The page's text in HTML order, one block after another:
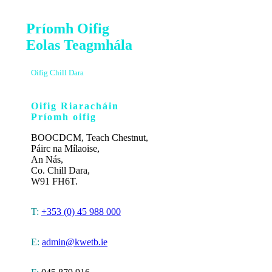
Príomh Oifig
Eolas Teagmhála
Oifig Chill Dara
Oifig Riaracháin
Príomh oifig
BOOCDCM, Teach Chestnut,
Páirc na Mílaoise,
An Nás,
Co. Chill Dara,
W91 FH6T.
T: +353 (0) 45 988 000
E: admin@kwetb.ie